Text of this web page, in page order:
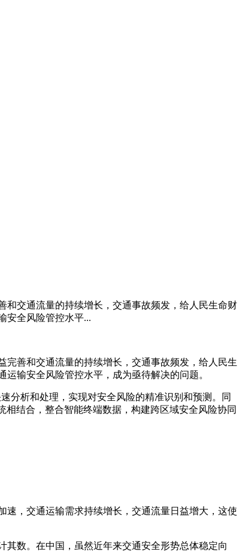
和交通流量的持续增长，交通事故频发，给人民生命财
安全风险管控水平...
善和交通流量的持续增长，交通事故频发，给人民生
输安全风险管控水平，成为亟待解决的问题。
分析和处理，实现对安全风险的精准识别和预测。同
结合，整合智能终端数据，构建跨区域安全风险协同
，交通运输需求持续增长，交通流量日益增大，这使
数。在中国，虽然近年来交通安全形势总体稳定向